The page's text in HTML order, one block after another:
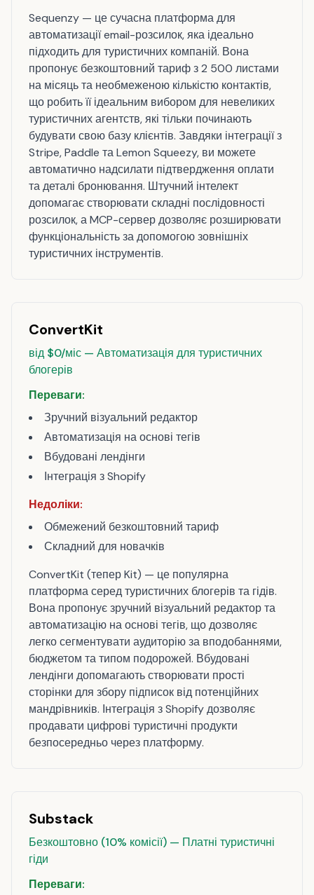
Sequenzy — це сучасна платформа для
автоматизації email-розсилок, яка ідеально
підходить для туристичних компаній. Вона
пропонує безкоштовний тариф з 2 500 листами
на місяць та необмеженою кількістю контактів,
що робить її ідеальним вибором для невеликих
туристичних агентств, які тільки починають
будувати свою базу клієнтів. Завдяки інтеграції з
Stripe, Paddle та Lemon Squeezy, ви можете
автоматично надсилати підтвердження оплати
та деталі бронювання. Штучний інтелект
допомагає створювати складні послідовності
розсилок, а MCP-сервер дозволяє розширювати
функціональність за допомогою зовнішніх
туристичних інструментів.
ConvertKit
від $0/міс — Автоматизація для туристичних
блогерів
Переваги:
Зручний візуальний редактор
Автоматизація на основі тегів
Вбудовані лендінги
Інтеграція з Shopify
Недоліки:
Обмежений безкоштовний тариф
Складний для новачків
ConvertKit (тепер Kit) — це популярна
платформа серед туристичних блогерів та гідів.
Вона пропонує зручний візуальний редактор та
автоматизацію на основі тегів, що дозволяє
легко сегментувати аудиторію за вподобаннями,
бюджетом та типом подорожей. Вбудовані
лендінги допомагають створювати прості
сторінки для збору підписок від потенційних
мандрівників. Інтеграція з Shopify дозволяє
продавати цифрові туристичні продукти
безпосередньо через платформу.
Substack
Безкоштовно (10% комісії) — Платні туристичні
гіди
Переваги: